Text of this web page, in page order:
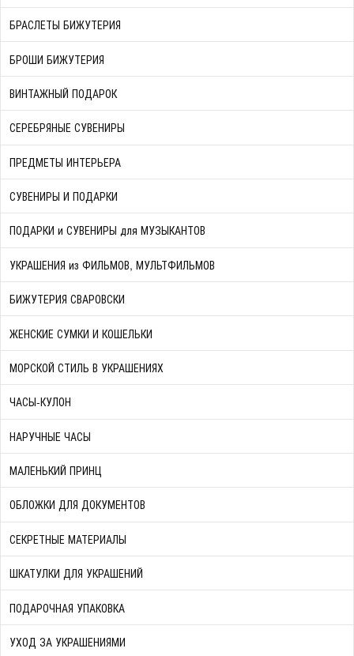
БРАСЛЕТЫ БИЖУТЕРИЯ
БРОШИ БИЖУТЕРИЯ
ВИНТАЖНЫЙ ПОДАРОК
СЕРЕБРЯНЫЕ СУВЕНИРЫ
ПРЕДМЕТЫ ИНТЕРЬЕРА
СУВЕНИРЫ И ПОДАРКИ
ПОДАРКИ и СУВЕНИРЫ для МУЗЫКАНТОВ
УКРАШЕНИЯ из ФИЛЬМОВ, МУЛЬТФИЛЬМОВ
БИЖУТЕРИЯ СВАРОВСКИ
ЖЕНСКИЕ СУМКИ И КОШЕЛЬКИ
МОРСКОЙ СТИЛЬ В УКРАШЕНИЯХ
ЧАСЫ-КУЛОН
НАРУЧНЫЕ ЧАСЫ
МАЛЕНЬКИЙ ПРИНЦ
ОБЛОЖКИ ДЛЯ ДОКУМЕНТОВ
СЕКРЕТНЫЕ МАТЕРИАЛЫ
ШКАТУЛКИ ДЛЯ УКРАШЕНИЙ
ПОДАРОЧНАЯ УПАКОВКА
УХОД ЗА УКРАШЕНИЯМИ